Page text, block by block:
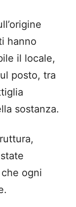
hanno
il locale,
posto, tra
sostanza.
ogni